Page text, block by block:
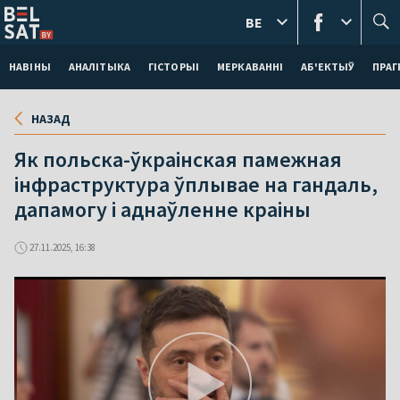
НАВІНЫ АНАЛІТЫКА ГІСТОРЫІ МЕРКАВАННI АБ'ЕКТЫЎ
BE
НАЗАД
Як польска-ўкраінская памежная
інфраструктура ўплывае на гандаль,
дапамогу і аднаўленне краіны
27.11.2025, 16:38